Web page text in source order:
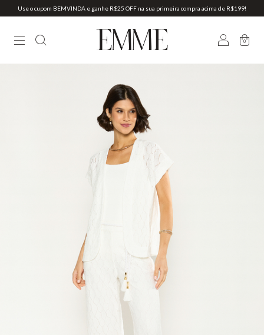
Use o cupom BEMVINDA e ganhe R$25 OFF na sua primeira compra acima de R$199!
0